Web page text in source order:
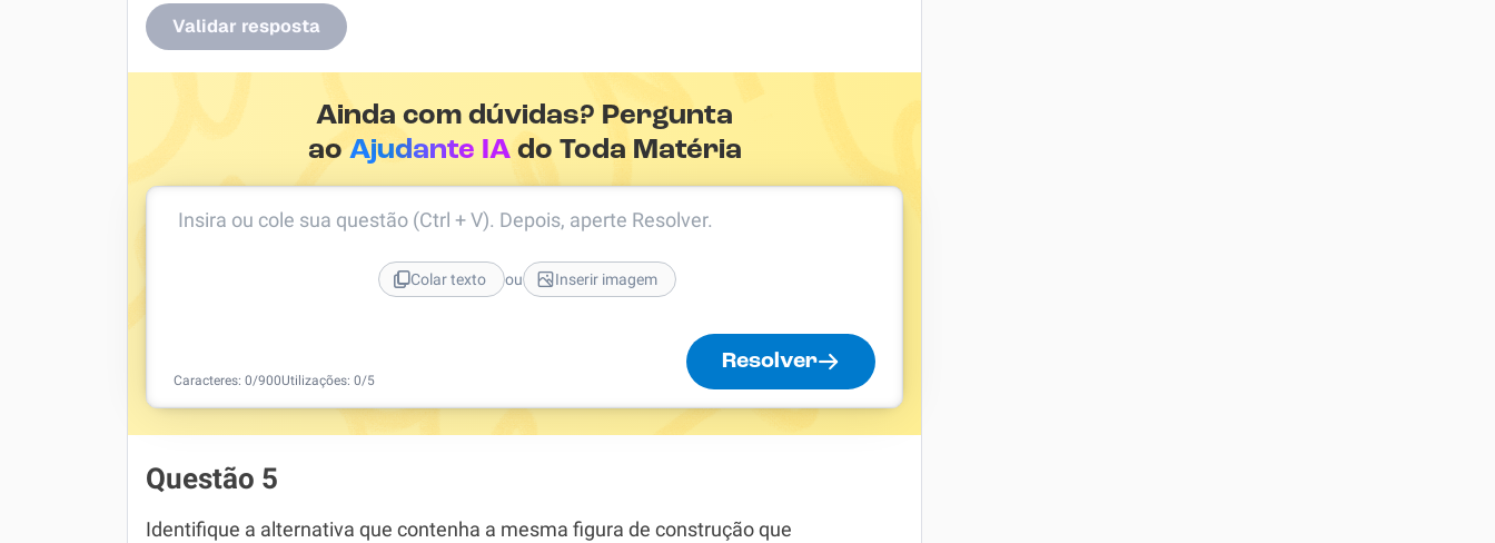
Validar resposta
Ainda com dúvidas? Pergunta
aoAjudante IAdo Toda Matéria
Caracteres: 0/900Utilizações: 0/5
Resolver
Insira ou cole sua questão (Ctrl + V). Depois, aperte Resolver.
Colar texto ou Inserir imagem
Questão 5
Identifique a alternativa que contenha a mesma figura de construção que